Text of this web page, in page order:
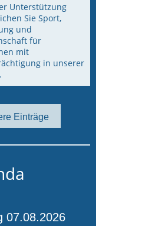
Unterstützung
Sie Sport,
und
für
mit
in unserer
Einträge
07.08.2026